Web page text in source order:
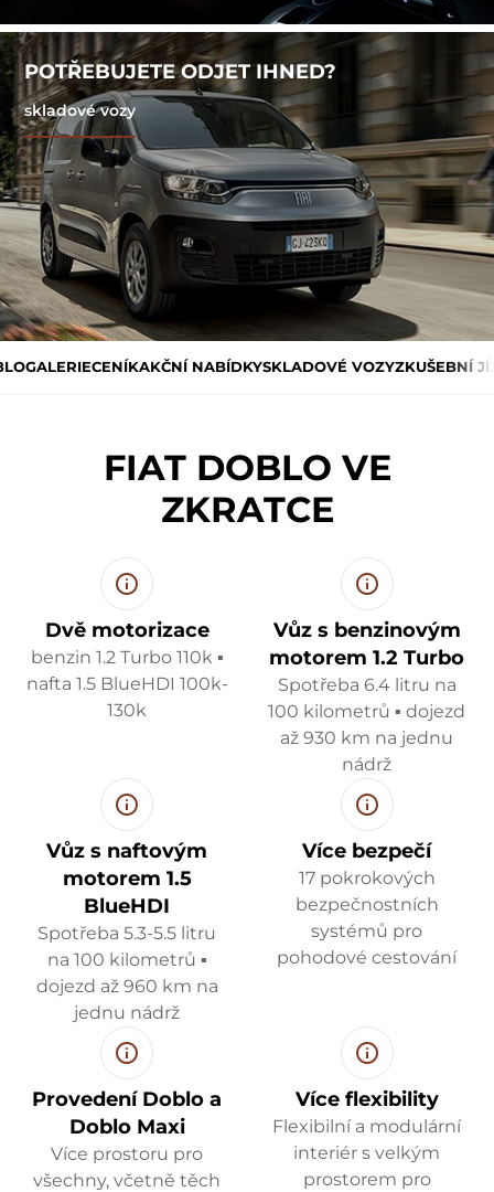
POTŘEBUJETE ODJET IHNED?
skladové vozy
GALERIECENÍKAKČNÍ NABÍDKYSKLADOVÉ VOZYZKUŠEBNÍ
FIAT DOBLO VE
ZKRATCE
Dvě motorizace
benzin 1.2 Turbo 110k ▪
nafta 1.5 BlueHDI 100k-
130k
Vůz s benzinovým
motorem 1.2 Turbo
Spotřeba 6.4 litru na
100 kilometrů ▪ dojezd
až 930 km na jednu
nádrž
Vůz s naftovým
motorem 1.5
BlueHDI
Spotřeba 5.3-5.5 litru
na 100 kilometrů ▪
dojezd až 960 km na
jednu nádrž
Více bezpečí
17 pokrokových
bezpečnostních
systémů pro
pohodové cestování
Provedení Doblo a
Doblo Maxi
Více prostoru pro
všechny, včetně těch
Více flexibility
Flexibilní a modulární
interiér s velkým
prostorem pro